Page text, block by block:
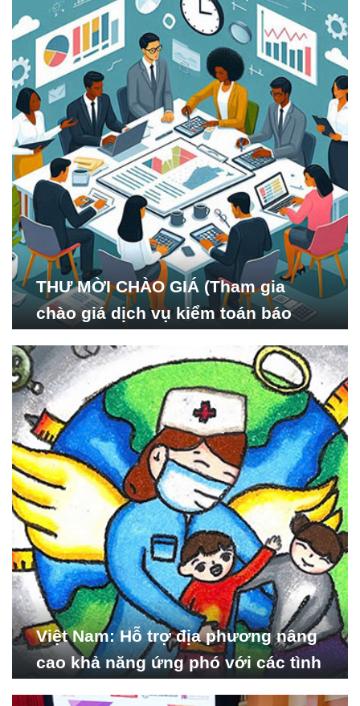
viết
THƯ MỜI CHÀO GIÁ (Tham gia
chào giá dịch vụ kiểm toán báo
Nghiên cứu Phát triển Xã
hội_ISDS)
Việt Nam: Hỗ trợ địa phương nâng
cao khả năng ứng phó với các tình